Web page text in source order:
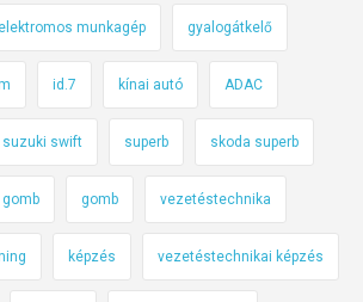
elektromos munkagép gyalogátkelő
id.7 kínai autó ADAC
suzuki swift superb skoda superb
gomb vezetéstechnika
képzés vezetéstechnikai képzés